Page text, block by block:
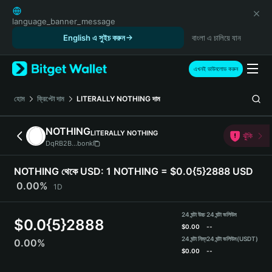
English
日本語
Русский
Español (Latinoamérica)
Türkçe
Italiano
Deutsch
简体中文
繁體中文
Português (Portugal)
Bahasa Indonesia
Español
language_banner_message
English এ সুইচ করুন
বাংলা এ চালিয়ে যান
এখনই ডাউনলোড করুন
হোম ক্রিপ্টো দাম LITERALLY NOTHING দাম
NOTHINGLITERALLY NOTHING
DqRB2B...bonk
ঝুঁকি
NOTHING থেকে USD: 1 NOTHING = $0.0{5}2888 USD
0.00%
1D
$0.0{5}2888
0.00%
24 ঘন্টা উচ্চ
$0.00
24 ঘন্টা নিম্ন
$0.00
24 ঘন্টা ভলিউম
--
24 ঘন্টা ভলিউম(USDT)
--